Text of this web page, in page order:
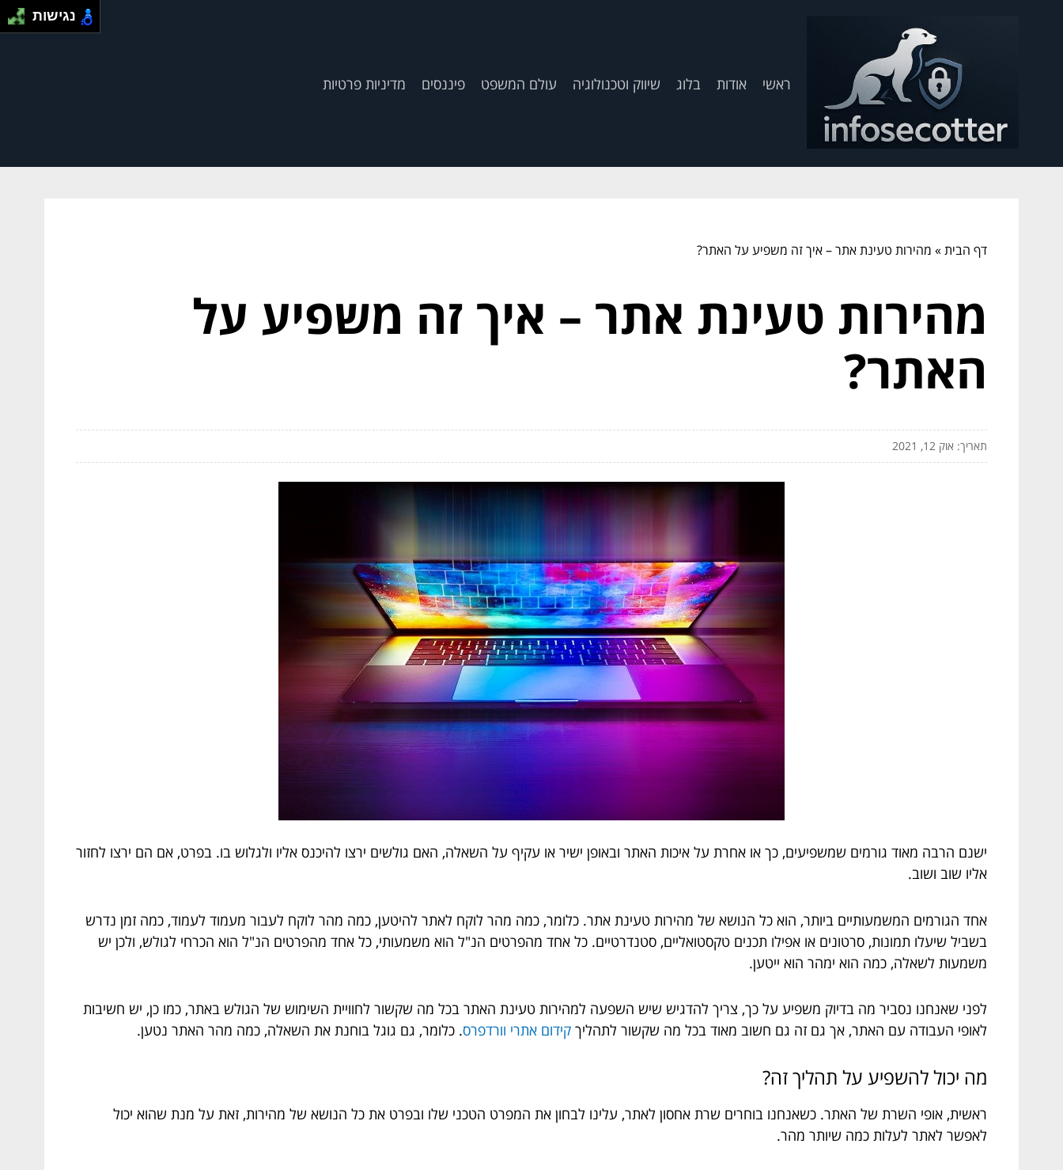
ראשי אודות בלוג שיווק וטכנולוגיה עולם המשפט פיננסים מדיניות פרטיות
דף הבית» מהירות טעינת אתר – איך זה משפיע על האתר?
מהירות טעינת אתר – איך זה משפיע על
האתר?
תאריך: אוק 12, 2021
ישנם הרבה מאוד גורמים שמשפיעים, כך או אחרת על איכות האתר ובאופן ישיר או עקיף על השאלה, האם גולשים ירצו להיכנס אליו ולגלוש בו. בפרט, אם הם ירצו לחזור
אליו שוב ושוב.
אחד הגורמים המשמעותיים ביותר, הוא כל הנושא של מהירות טעינת אתר. כלומר, כמה מהר לוקח לאתר להיטען, כמה מהר לוקח לעבור מעמוד לעמוד, כמה זמן נדרש
בשביל שיעלו תמונות, סרטונים או אפילו תכנים טקסטואליים, סטנדרטיים. כל אחד מהפרטים הנ"ל הוא משמעותי, כל אחד מהפרטים הנ"ל הוא הכרחי לגולש, ולכן יש
משמעות לשאלה, כמה הוא ימהר הוא ייטען.
לפני שאנחנו נסביר מה בדיוק משפיע על כך, צריך להדגיש שיש השפעה למהירות טעינת האתר בכל מה שקשור לחוויית השימוש של הגולש באתר, כמו כן, יש חשיבות
לאופי העבודה עם האתר, אך גם זה גם חשוב מאוד בכל מה שקשור לתהליך קידום אתרי וורדפרס. כלומר, גם גוגל בוחנת את השאלה, כמה מהר האתר נטען.
מה יכול להשפיע על תהליך זה?
ראשית, אופי השרת של האתר. כשאנחנו בוחרים שרת אחסון לאתר, עלינו לבחון את המפרט הטכני שלו ובפרט את כל הנושא של מהירות, זאת על מנת שהוא יכול
לאפשר לאתר לעלות כמה שיותר מהר.
נגישות